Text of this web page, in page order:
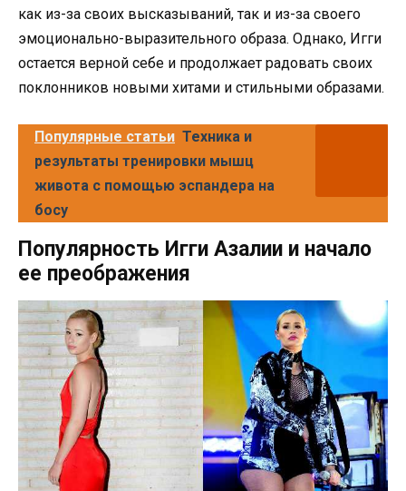
как из-за своих высказываний, так и из-за своего
эмоционально-выразительного образа. Однако, Игги
остается верной себе и продолжает радовать своих
поклонников новыми хитами и стильными образами.
Популярные статьи Техника и
результаты тренировки мышц
живота с помощью эспандера на
босу
Популярность Игги Азалии и начало
ее преображения